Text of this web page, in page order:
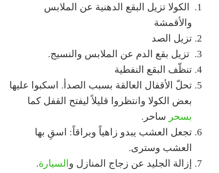
الكولا تزيل البقع الدهنية عن الملابس
والأقمشة
تزيل الصد
تزيل بقع الدم عن الملابس والنسيج.
تنظّف البقع النفطية
تحلّ الأقفال العالقة بسبب الصدأ. اسكبوا عليها
بعض الكولا وانتظروا قليلاً ليفتح القفل كما
بسحر ساحر.
تجعل العشب يبدو زاهياً وبراقاً: اسقِ بها
العشب وسترى.
إزالة الجليد عن زجاج المنازل و السيارة.